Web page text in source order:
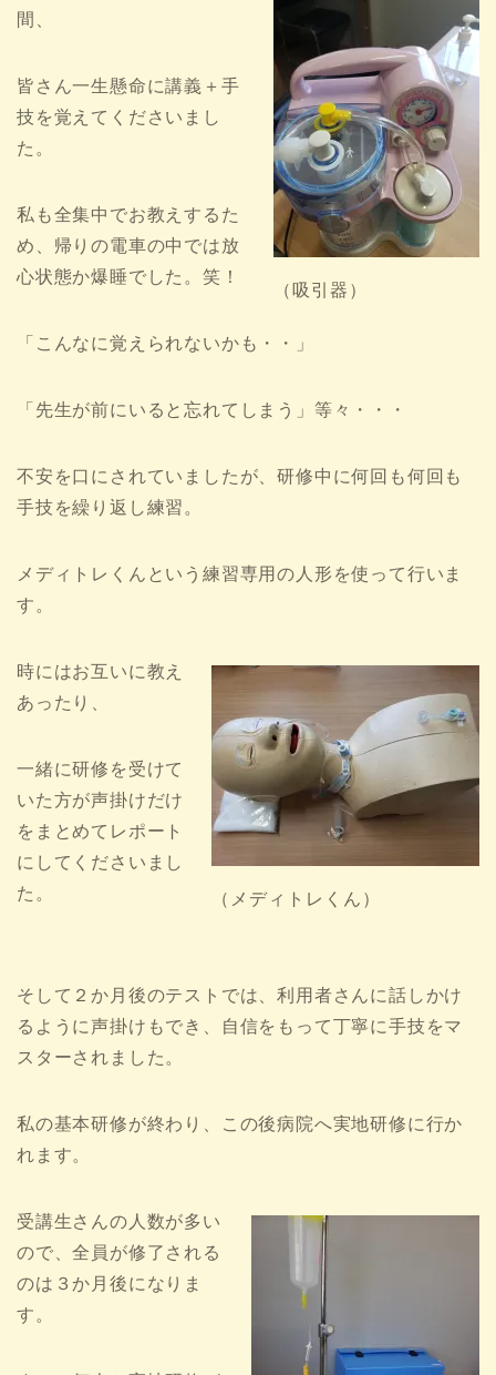
（吸引器）
間、
皆さん一生懸命に講義＋手
技を覚えてくださいまし
た。
私も全集中でお教えするた
め、帰りの電車の中では放
心状態か爆睡でした。笑！
「こんなに覚えられないかも・・」
「先生が前にいると忘れてしまう」等々・・・
不安を口にされていましたが、研修中に何回も何回も
手技を繰り返し練習。
メディトレくんという練習専用の人形を使って行いま
す。
（メディトレくん）
時にはお互いに教え
あったり、
一緒に研修を受けて
いた方が声掛けだけ
をまとめてレポート
にしてくださいまし
た。
そして２か月後のテストでは、利用者さんに話しかけ
るように声掛けもでき、自信をもって丁寧に手技をマ
スターされました。
私の基本研修が終わり、この後病院へ実地研修に行か
れます。
受講生さんの人数が多い
ので、全員が修了される
のは３か月後になりま
す。